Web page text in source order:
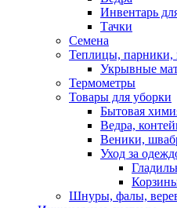
Инвентарь
Тачки
Семена
Теплицы, парники,
Укрывные
Термометры
Товары для уборки
Бытовая
Ведра,
Веники,
Уход за
Шнуры, фалы,